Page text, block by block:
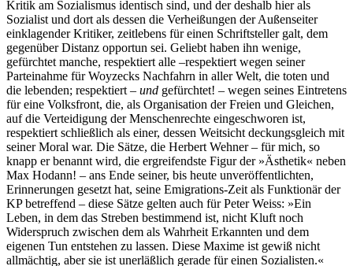
Kritik am Sozialismus identisch sind, und der deshalb hier als
Sozialist und dort als dessen die Verheißungen der Außenseiter
einklagender Kritiker, zeitlebens für einen Schriftsteller galt, dem
gegenüber Distanz opportun sei. Geliebt haben ihn wenige,
gefürchtet manche, respektiert alle –respektiert wegen seiner
Parteinahme für Woyzecks Nachfahrn in aller Welt, die toten und
die lebenden; respektiert – und gefürchtet! – wegen seines Eintretens
für eine Volksfront, die, als Organisation der Freien und Gleichen,
auf die Verteidigung der Menschenrechte eingeschworen ist,
respektiert schließlich als einer, dessen Weitsicht deckungsgleich mit
seiner Moral war. Die Sätze, die Herbert Wehner – für mich, so
knapp er benannt wird, die ergreifendste Figur der »Ästhetik« neben
Max Hodann! – ans Ende seiner, bis heute unveröffentlichten,
Erinnerungen gesetzt hat, seine Emigrations-Zeit als Funktionär der
KP betreffend – diese Sätze gelten auch für Peter Weiss: »Ein
Leben, in dem das Streben bestimmend ist, nicht Kluft noch
Widerspruch zwischen dem als Wahrheit Erkannten und dem
eigenen Tun entstehen zu lassen. Diese Maxime ist gewiß nicht
allmächtig, aber sie ist unerläßlich gerade für einen Sozialisten.«